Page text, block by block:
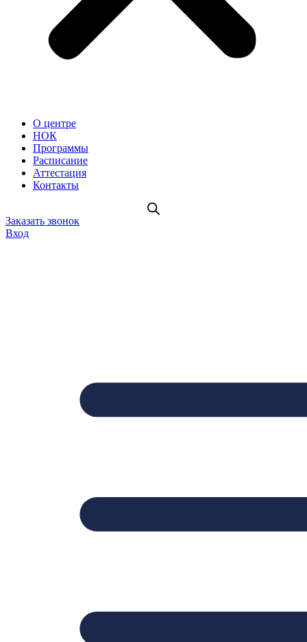
О центре
НОК
Программы
Расписание
Аттестация
Контакты
Заказать звонок
Вход